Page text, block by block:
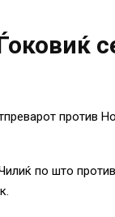
против
по што